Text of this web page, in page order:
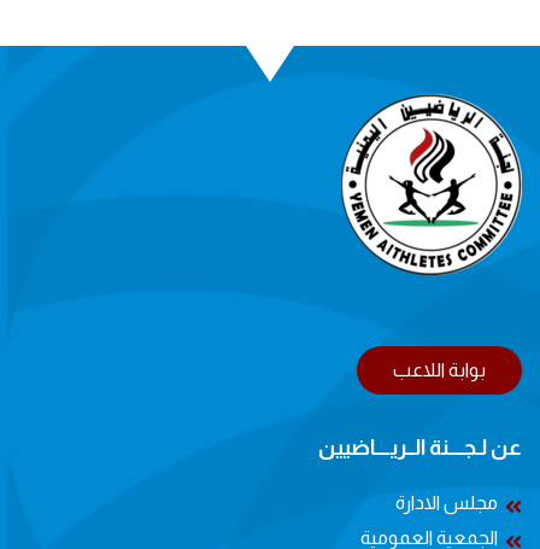
بوابة اللاعب
عن لـجــــنة الــريــــاضيين
مجلس الادارة
الجمعية العمومية